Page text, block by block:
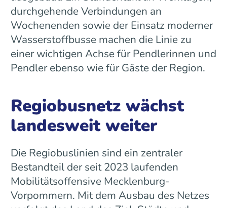
durchgehende Verbindungen an
Wochenenden sowie der Einsatz moderner
Wasserstoffbusse machen die Linie zu
einer wichtigen Achse für Pendlerinnen und
Pendler ebenso wie für Gäste der Region.
Regiobusnetz wächst
landesweit weiter
Die Regiobuslinien sind ein zentraler
Bestandteil der seit 2023 laufenden
Mobilitätsoffensive Mecklenburg-
Vorpommern. Mit dem Ausbau des Netzes